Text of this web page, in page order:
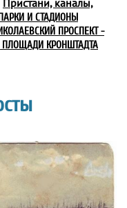
И СТАДИОНЫ
ПРОСПЕКТ -
КРОНШТАДТА